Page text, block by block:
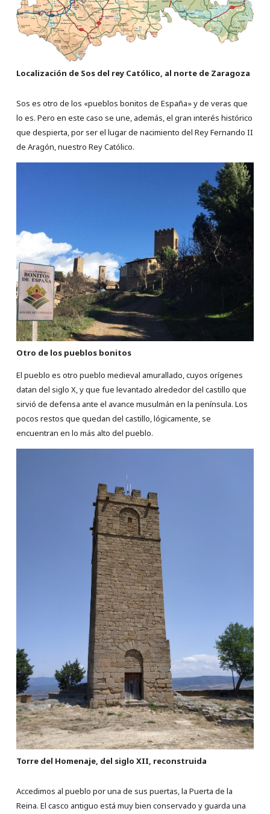
Localización de Sos del rey Católico, al norte de Zaragoza
Sos es otro de los «pueblos bonitos de España» y de veras que
lo es. Pero en este caso se une, además, el gran interés histórico
que despierta, por ser el lugar de nacimiento del Rey Fernando II
de Aragón, nuestro Rey Católico.
Otro de los pueblos bonitos
El pueblo es otro pueblo medieval amurallado, cuyos orígenes
datan del siglo X, y que fue levantado alrededor del castillo que
sirvió de defensa ante el avance musulmán en la península. Los
pocos restos que quedan del castillo, lógicamente, se
encuentran en lo más alto del pueblo.
Torre del Homenaje, del siglo XII, reconstruida
Accedimos al pueblo por una de sus puertas, la Puerta de la
Reina. El casco antiguo está muy bien conservado y guarda una